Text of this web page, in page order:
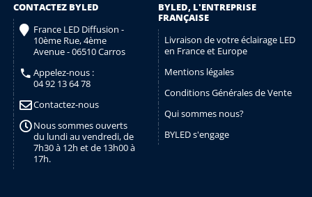
CONTACTEZ BYLED
France LED Diffusion -
10ème Rue, 4ème
Avenue - 06510 Carros
Appelez-nous :
04 92 13 64 78
Contactez-nous
Nous sommes ouverts
du lundi au vendredi, de
7h30 à 12h et de 13h00 à
17h.
BYLED, L'ENTREPRISE
FRANÇAISE
Livraison de votre éclairage LED
en France et Europe
Mentions légales
Conditions Générales de Vente
Qui sommes nous?
BYLED s'engage